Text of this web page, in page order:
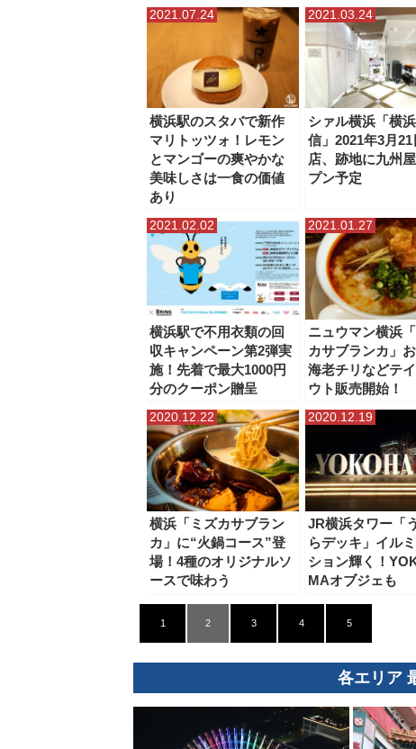
2021.07.24
横浜駅のスタバで新作
マリトッツォ！レモン
とマンゴーの爽やかな
美味しさは一食の価値
あり
2021.03.24
シァル横浜「横
信」2021年3月21
店、跡地に九州
プン予定
2021.02.02
横浜駅で不用衣類の回
収キャンペーン第2弾実
施！先着で最大1000円
分のクーポン贈呈
2021.01.27
ニュウマン横浜
カサブランカ」
海老チリなどテ
ウト販売開始！
2020.12.22
横浜「ミズカサブラン
カ」に“火鍋コース”登
場！4種のオリジナルソ
ースで味わう
2020.12.19
JR横浜タワー「
らデッキ」イル
ション輝く！
MAオブジェも
1 2 3 4 5
各エリア